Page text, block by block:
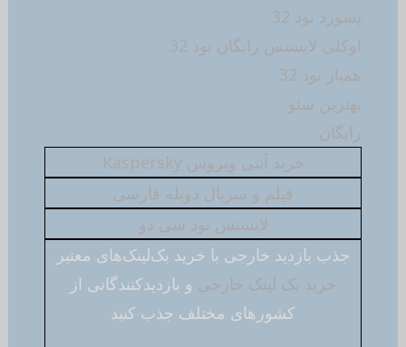
پسورد نود 32
اوکلی لایسنس رایگان نود 32
همیار نود 32
بهترین سئو
رایگان
خرید آنتی ویروس Kaspersky
فیلم و سریال دوبله فارسی
لایسنس نود سی دو
جذب بازدید خارجی با خرید بک‌لینک‌های معتبر
خرید بک لینک خارجی و بازدیدکنندگانی از
کشورهای مختلف جذب کنید